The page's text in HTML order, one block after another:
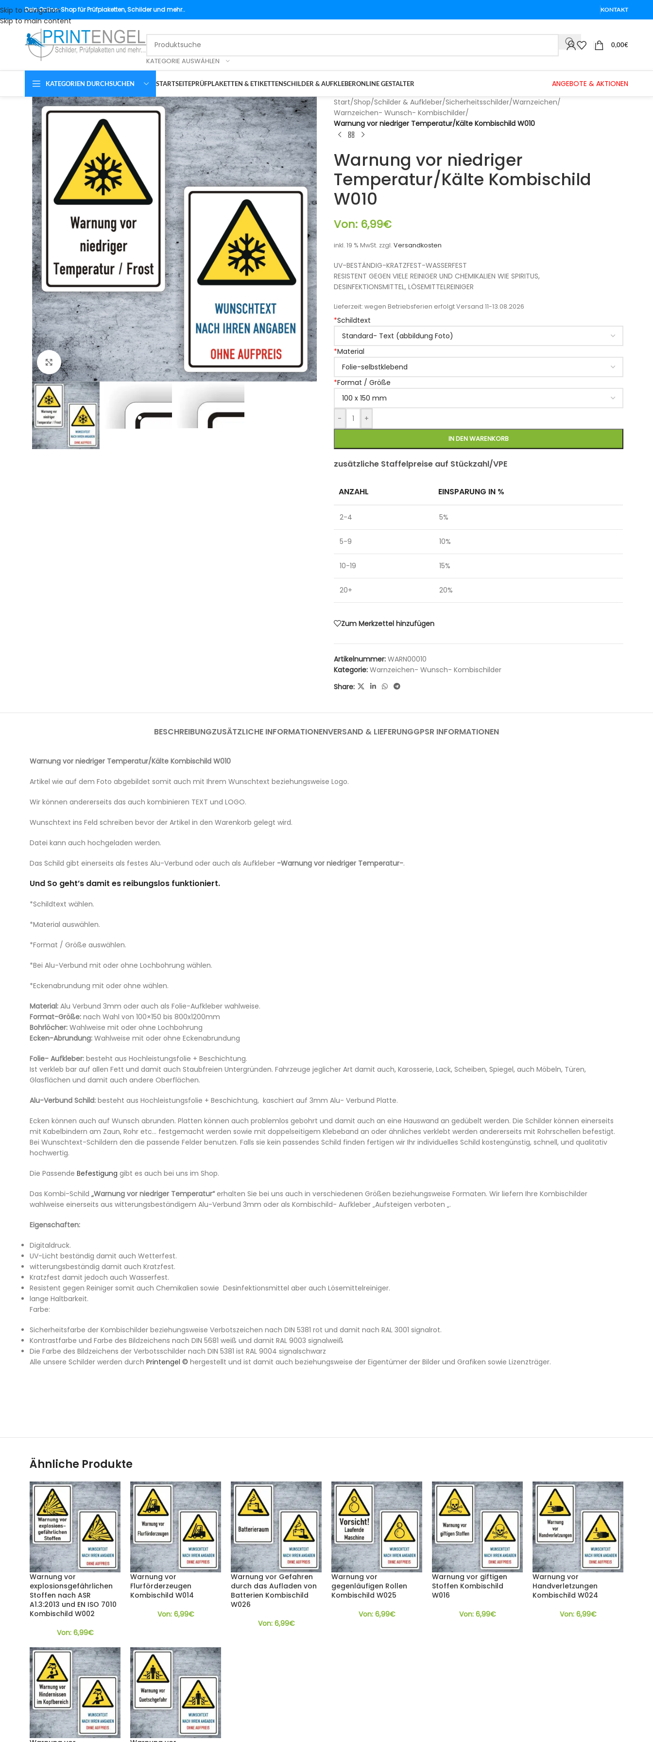
Skip to navigation
Skip to main content
DeinOnline-Shop für Prüfplaketten, Schilder und mehr.. KONTAKT
KATEGORIE AUSWÄHLEN
0,00€
KATEGORIEN DURCHSUCHEN STARTSEITEPRÜFPLAKETTEN & ETIKETTENSCHILDER & AUFKLEBERONLINE GESTALTER ANGEBOTE & AKTIONEN
Klicken zum Vergrößern
Start/Shop/Schilder & Aufkleber/Sicherheitsschilder/Warnzeichen/
Warnzeichen- Wunsch- Kombischilder/
Warnung vor niedriger Temperatur/Kälte Kombischild W010
Warnung vor niedriger
Temperatur/Kälte Kombischild
W010
Von: 6,99€
inkl. 19 % MwSt. zzgl. Versandkosten
UV-BESTÄNDIG-KRATZFEST-WASSERFEST
RESISTENT GEGEN VIELE REINIGER UND CHEMIKALIEN WIE SPIRITUS,
DESINFEKTIONSMITTEL, LÖSEMITTELREINIGER
Lieferzeit: wegen Betriebsferien erfolgt Versand 11-13.08.2026
*Schildtext
*Material
*Format / Größe
- +
IN DEN WARENKORB
zusätzliche Staffelpreise auf Stückzahl/VPE
ANZAHL EINSPARUNG IN %
2-4 5%
5-9 10%
10-19 15%
20+ 20%
Zum Merkzettel hinzufügen
Artikelnummer: WARN00010
Kategorie: Warnzeichen- Wunsch- Kombischilder
Share:
BESCHREIBUNGZUSÄTZLICHE INFORMATIONENVERSAND & LIEFERUNGGPSR INFORMATIONEN
Warnung vor niedriger Temperatur/Kälte Kombischild W010
Artikel wie auf dem Foto abgebildet somit auch mit Ihrem Wunschtext beziehungsweise Logo.
Wir können andererseits das auch kombinieren TEXT und LOGO.
Wunschtext ins Feld schreiben bevor der Artikel in den Warenkorb gelegt wird.
Datei kann auch hochgeladen werden.
Das Schild gibt einerseits als festes Alu-Verbund oder auch als Aufkleber -Warnung vor niedriger Temperatur-.
Und So geht’s damit es reibungslos funktioniert.
*Schildtext wählen.
*Material auswählen.
*Format / Größe auswählen.
*Bei Alu-Verbund mit oder ohne Lochbohrung wählen.
*Eckenabrundung mit oder ohne wählen.
Material: Alu Verbund 3mm oder auch als Folie-Aufkleber wahlweise.
Format-Größe: nach Wahl von 100×150 bis 800x1200mm
Bohrlöcher: Wahlweise mit oder ohne Lochbohrung
Ecken-Abrundung: Wahlweise mit oder ohne Eckenabrundung
Folie- Aufkleber: besteht aus Hochleistungsfolie + Beschichtung.
Ist verkleb bar auf allen Fett und damit auch Staubfreien Untergründen. Fahrzeuge jeglicher Art damit auch, Karosserie, Lack, Scheiben, Spiegel, auch Möbeln, Türen,
Glasflächen und damit auch andere Oberflächen.
Alu-Verbund Schild: besteht aus Hochleistungsfolie + Beschichtung, kaschiert auf 3mm Alu- Verbund Platte.
Ecken können auch auf Wunsch abrunden. Platten können auch problemlos gebohrt und damit auch an eine Hauswand an gedübelt werden. Die Schilder können einerseits
mit Kabelbindern am Zaun, Rohr etc… festgemacht werden sowie mit doppelseitigem Klebeband an oder ähnliches verklebt werden andererseits mit Rohrschellen befestigt.
Bei Wunschtext-Schildern den die passende Felder benutzen. Falls sie kein passendes Schild finden fertigen wir Ihr individuelles Schild kostengünstig, schnell, und qualitativ
hochwertig.
Die Passende Befestigung gibt es auch bei uns im Shop.
Das Kombi-Schild „Warnung vor niedriger Temperatur“erhalten Sie bei uns auch in verschiedenen Größen beziehungsweise Formaten. Wir liefern Ihre Kombischilder
wahlweise einerseits aus witterungsbeständigem Alu-Verbund 3mm oder als Kombischild- Aufkleber „Aufsteigen verboten „.
Eigenschaften:
Digitaldruck.
UV-Licht beständig damit auch Wetterfest.
witterungsbeständig damit auch Kratzfest.
Kratzfest damit jedoch auch Wasserfest.
Resistent gegen Reiniger somit auch Chemikalien sowie Desinfektionsmittel aber auch Lösemittelreiniger.
lange Haltbarkeit.
Farbe:
Sicherheitsfarbe der Kombischilder beziehungsweise Verbotszeichen nach DIN 5381 rot und damit nach RAL 3001 signalrot.
Kontrastfarbe und Farbe des Bildzeichens nach DIN 5681 weiß und damit RAL 9003 signalweiß
Die Farbe des Bildzeichens der Verbotsschilder nach DIN 5381 ist RAL 9004 signalschwarz
Alle unsere Schilder werden durch Printengel © hergestellt und ist damit auch beziehungsweise der Eigentümer der Bilder und Grafiken sowie Lizenzträger.
Ähnliche Produkte
Warnung vor
explosionsgefährlichen
Stoffen nach ASR
A1.3:2013 und EN ISO 7010
Kombischild W002
Von: 6,99€
Warnung vor
Flurförderzeugen
Kombischild W014
Von: 6,99€
Warnung vor Gefahren
durch das Aufladen von
Batterien Kombischild
W026
Von: 6,99€
Warnung vor
gegenläufigen Rollen
Kombischild W025
Von: 6,99€
Warnung vor giftigen
Stoffen Kombischild
W016
Von: 6,99€
Warnung vor
Handverletzungen
Kombischild W024
Von: 6,99€